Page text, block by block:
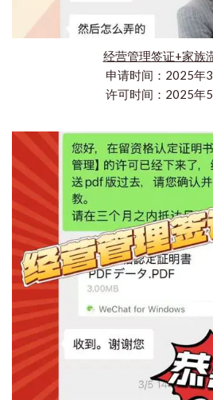
经营管理签证+家族
申请时间：2025年
许可时间：2025年